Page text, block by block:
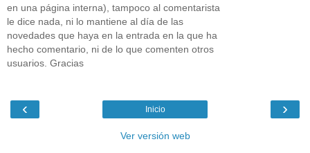
en una página interna), tampoco al comentarista
le dice nada, ni lo mantiene al día de las
novedades que haya en la entrada en la que ha
hecho comentario, ni de lo que comenten otros
usuarios. Gracias
‹ ›
Inicio
Ver versión web